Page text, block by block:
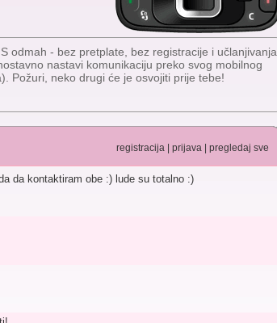
odmah - bez pretplate, bez registracije i učlanjivanja
nastavi komunikaciju preko svog mobilnog
Požuri, neko drugi će je osvojiti prije tebe!
registracija prijava pregledaj sve
da kontaktiram obe :) lude su totalno :)